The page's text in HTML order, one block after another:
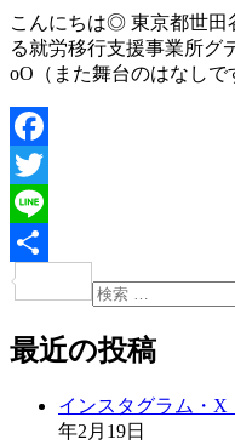
こんにちは◎ 東京都世田
る就労移行支援事業所
oO（また舞台のはなし
Facebook
Twitter
Line
共
投
稿
検
最近の投稿
インスタグラム・X
年2月19日